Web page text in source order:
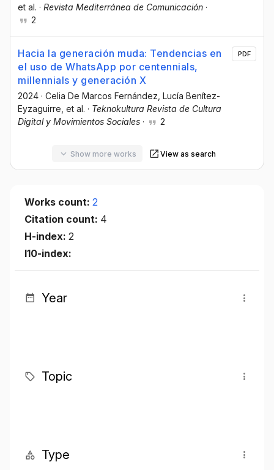
et al. · Revista Mediterránea de Comunicación ·
2
Hacia la generación muda: Tendencias en
el uso de WhatsApp por centennials,
millennials y generación X
2024 · Celia De Marcos Fernández , Lucía Benítez-
Eyzaguirre , et al. · Teknokultura Revista de Cultura
Digital y Movimientos Sociales · 2
PDF
Show more works View as search
Works count: 2
Citation count: 4
H-index: 2
I10-index:
Year
Topic
Type